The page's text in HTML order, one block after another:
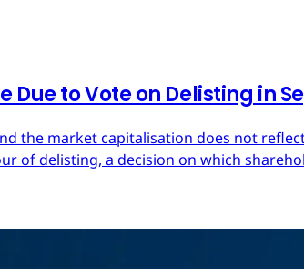
Due to Vote on Delisting in
the market capitalisation does not
of delisting, a decision on which